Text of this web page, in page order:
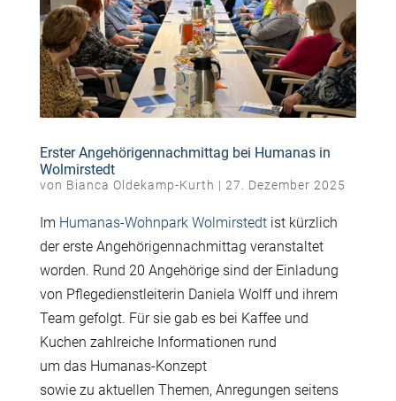
Erster Angehörigennachmittag bei Humanas in
Wolmirstedt
von Bianca Oldekamp-Kurth | 27. Dezember 2025
Im Humanas-Wohnpark Wolmirstedtist kürzlich
der erste Angehörigennachmittag veranstaltet
worden. Rund 20 Angehörige sind der Einladung
von Pflegedienstleiterin Daniela Wolff und ihrem
Team gefolgt. Für sie gab es bei Kaffee und
Kuchen zahlreiche Informationen rund
um das Humanas-Konzept
sowie zu aktuellen Themen, Anregungen seitens